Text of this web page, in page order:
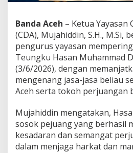
r
s
i
u
d
a
A
c
e
Banda Aceh – Ketua Yayasan
(CDA), Mujahiddin, S.H., M.Si,
pengurus yayasan
Teungku Hasan Muhammad
(3/6/2026), dengan
mengenang jasa-jasa beliau
Aceh serta tokoh perjuangan
Mujahiddin mengatakan,
sosok pejuang yang berhasil
kesadaran dan semangat
dalam menjaga harkat dan